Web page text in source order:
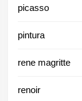
picasso
pintura
rene magritte
renoir